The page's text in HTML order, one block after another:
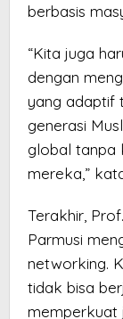
berbasis
“Kita juga
dengan
yang adaptif
generasi
global tanpa
mereka,”
Terakhir,
Parmusi
networking.
tidak bisa
memperkuat